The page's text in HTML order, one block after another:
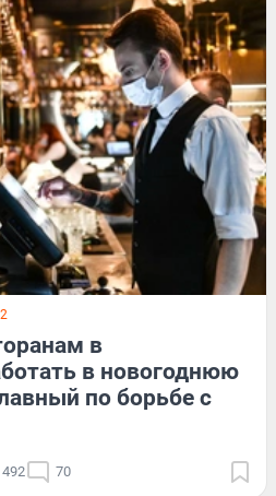
в
в новогоднюю
по борьбе с
492 70